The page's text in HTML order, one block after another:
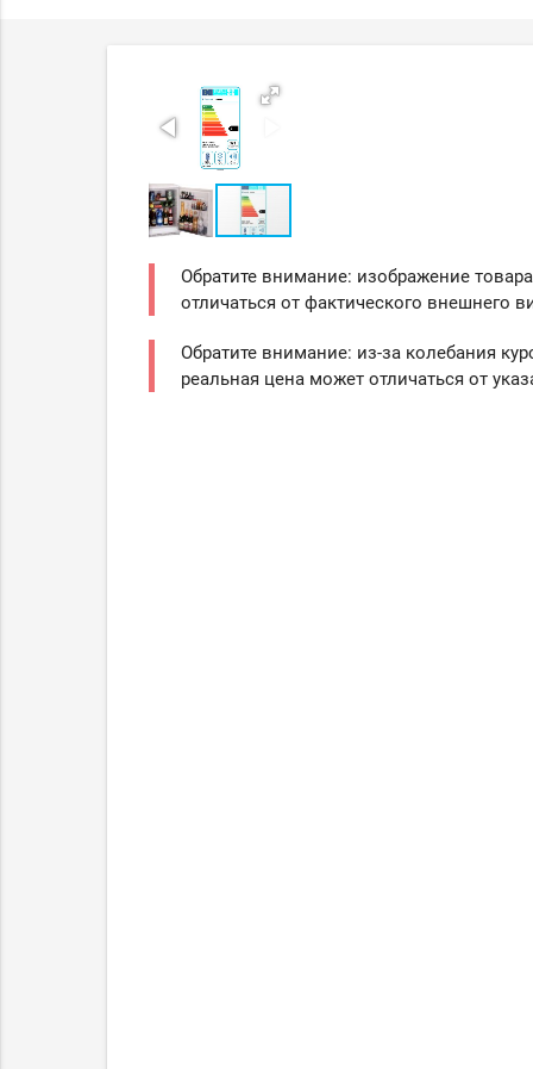
Обратите внимание: изображение
отличаться от фактического внешнего
Обратите внимание: из-за колебания
реальная цена может отличаться от